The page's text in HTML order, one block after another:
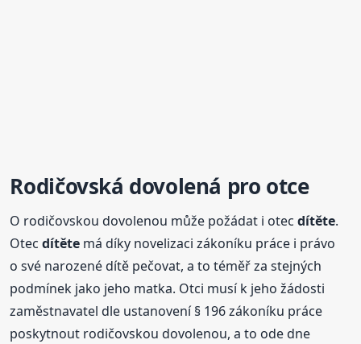
Rodičovská dovolená pro otce
O rodičovskou dovolenou může požádat i otecdítěte.
Otecdítěte má díky novelizaci zákoníku práce i právo
o své narozené dítě pečovat, a to téměř za stejných
podmínek jako jeho matka. Otci musí k jeho žádosti
zaměstnavatel dle ustanovení § 196 zákoníku práce
poskytnout rodičovskou dovolenou, a to ode dne